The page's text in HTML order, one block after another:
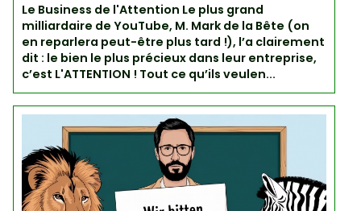
Le Business de l'Attention Le plus grand
milliardaire de YouTube, M. Mark de la Bête (on
en reparlera peut-être plus tard !), l’a clairement
dit : le bien le plus précieux dans leur entreprise,
c’est L'ATTENTION ! Tout ce qu’ils veulen...